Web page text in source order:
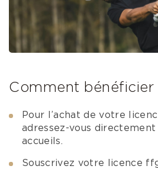
Comment
Pour l’achat de votre
adressez-vous directement
accueils.
Souscrivez votre licence